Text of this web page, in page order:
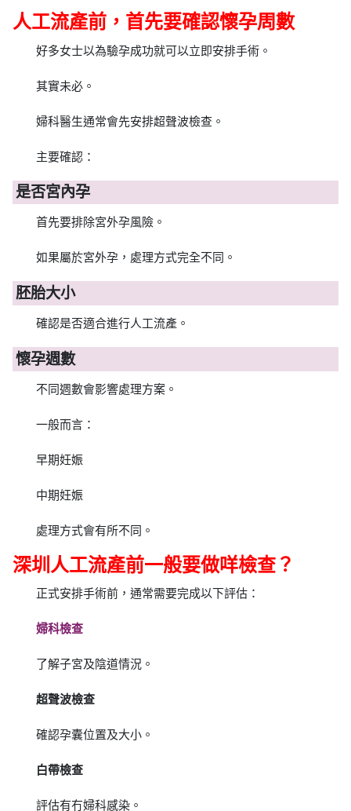
人工流產前，首先要確認懷孕周數
好多女士以為驗孕成功就可以立即安排手術。
其實未必。
婦科醫生通常會先安排超聲波檢查。
主要確認：
是否宮內孕
首先要排除宮外孕風險。
如果屬於宮外孕，處理方式完全不同。
胚胎大小
確認是否適合進行人工流產。
懷孕週數
不同週數會影響處理方案。
一般而言：
早期妊娠
中期妊娠
處理方式會有所不同。
深圳人工流產前一般要做咩檢查？
正式安排手術前，通常需要完成以下評估：
婦科檢查
了解子宮及陰道情況。
超聲波檢查
確認孕囊位置及大小。
白帶檢查
評估有冇婦科感染。